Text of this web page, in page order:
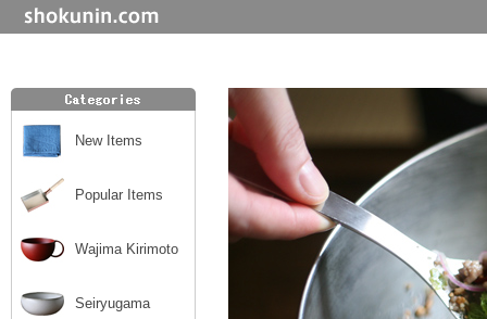
New Items
Popular Items
Wajima Kirimoto
Seiryugama